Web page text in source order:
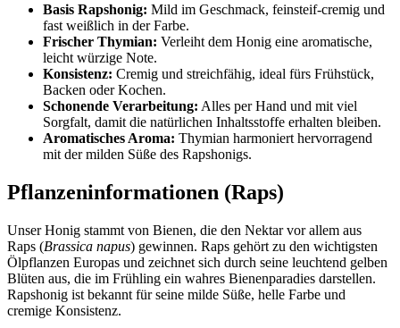
Basis Rapshonig: Mild im Geschmack, feinsteif-cremig und
fast weißlich in der Farbe.
Frischer Thymian: Verleiht dem Honig eine aromatische,
leicht würzige Note.
Konsistenz: Cremig und streichfähig, ideal fürs Frühstück,
Backen oder Kochen.
Schonende Verarbeitung: Alles per Hand und mit viel
Sorgfalt, damit die natürlichen Inhaltsstoffe erhalten bleiben.
Aromatisches Aroma: Thymian harmoniert hervorragend
mit der milden Süße des Rapshonigs.
Pflanzeninformationen (Raps)
Unser Honig stammt von Bienen, die den Nektar vor allem aus
Raps (Brassica napus) gewinnen. Raps gehört zu den wichtigsten
Ölpflanzen Europas und zeichnet sich durch seine leuchtend gelben
Blüten aus, die im Frühling ein wahres Bienenparadies darstellen.
Rapshonig ist bekannt für seine milde Süße, helle Farbe und
cremige Konsistenz.